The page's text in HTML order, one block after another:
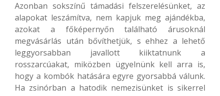
Azonban sokszínű támadási felszerelésünket, az
alapokat leszámítva, nem kapjuk meg ajándékba,
azokat a főképernyőn található árusoknál
megvásárlás után bővíthetjük, s ehhez a lehető
leggyorsabban javallott kiiktatnunk a
rosszarcúakat, miközben ügyelnünk kell arra is,
hogy a kombók hatására egyre gyorsabbá válunk.
Ha zsinórban a hatodik nemezisünket is sikerrel